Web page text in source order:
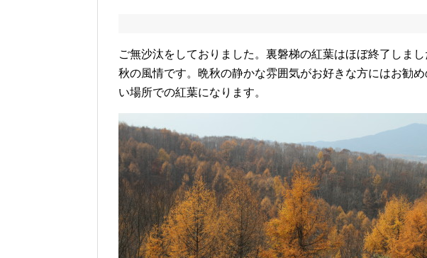
ご無沙汰をしておりました。裏磐梯の紅葉はほぼ終了しま
秋の風情です。晩秋の静かな雰囲気がお好きな方にはお勧
い場所での紅葉になります。